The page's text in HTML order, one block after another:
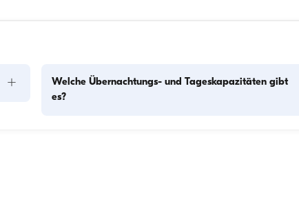
+
Welche Übernachtungs- und Tageskapazitäten gibt
es?